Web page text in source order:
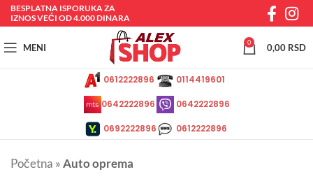
BESPLATNA ISPORUKA ZA
IZNOS VEĆI OD 4.000 DINARA
MENI 0 0,00 RSD
0612222896
0642222896
0692222896
0114419601
0642222896
0612222896
Početna »Auto oprema